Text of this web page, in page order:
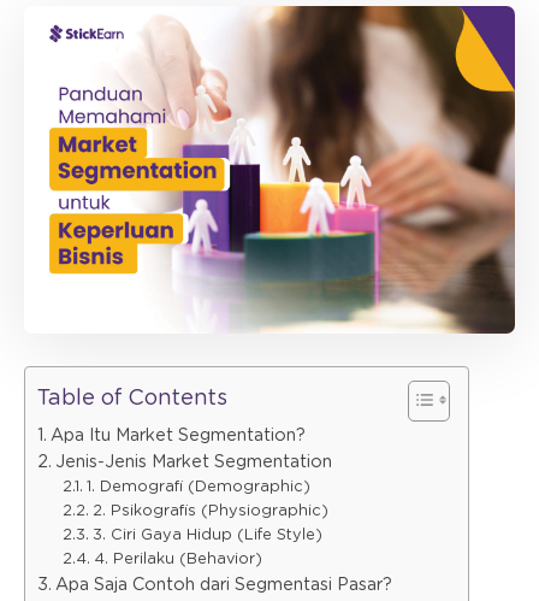
Table of Contents
Apa Itu Market Segmentation?
Jenis-Jenis Market Segmentation
1. Demografi (Demographic)
2. Psikografis (Physiographic)
3. Ciri Gaya Hidup (Life Style)
4. Perilaku (Behavior)
Apa Saja Contoh dari Segmentasi Pasar?